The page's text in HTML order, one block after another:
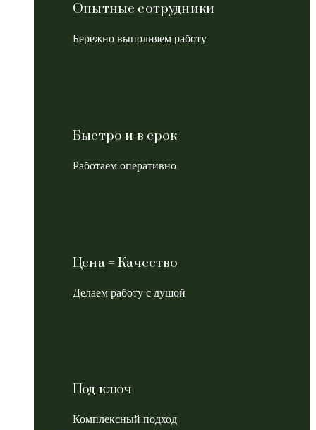
Опытные сотрудники
Бережно выполняем работу
Быстро и в срок
Работаем оперативно
Цена = Качество
Делаем работу с душой
Под ключ
Комплексный подход